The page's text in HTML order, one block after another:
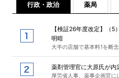
行政・政治 薬局
【検証26年度改定】（
明暗
大半の店舗で基本料1を断
薬剤管理官に大原氏が内
厚労省人事、薬事企画官に